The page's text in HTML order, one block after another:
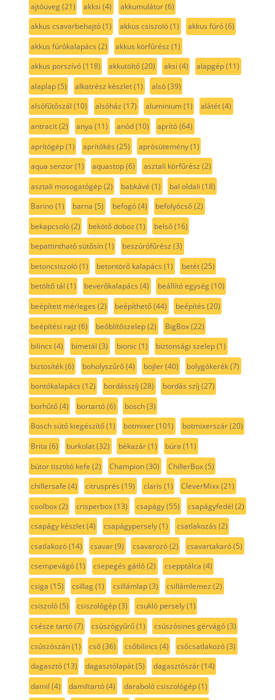
ajtóüveg(21) akksi (4) akkumulátor(6)
akkus csavarbehajtó(1) akkus csiszoló(1) akkus fúró(6)
akkus fúrókalapács (2) akkus körfűrész (1)
akkus porszívó(118) akkutöltő(20) aksi (4) alapgép(11)
alaplap(5) alkatrész készlet(1) alsó(39)
alsófűtőszál (10) alsóház (17) aluminium(1) alátét(4)
antracit(2) anya (11) anód(10) aprító(64)
aprítógép(1) aprítókés (25) aprósütemény(1)
aqua senzor(1) aquastop(6) asztali körfűrész (2)
asztali mosogatógép(2) babkávé (1) bal oldali (18)
Barino(1) barna (5) befogó(4) befolyócső(2)
bekapcsoló(2) bekötő doboz (1) belső(16)
bepattintható sütősín(1) beszúrófűrész (3)
betoncsiszoló(1) betontörő kalapács (1) betét(25)
betöltő tál (1) beverőkalapács (4) beállító egység(10)
beépített mérleges (2) beépíthető(44) beépítés (20)
beépítési rajz (6) beőblítőszelep(2) BigBox(22)
bilincs (4) bimetál (3) bionic(1) biztonsági szelep(1)
biztosíték(6) boholyszűrő(4) bojler(40) bolygókerék(7)
bontókalapács (12) bordásszíj (28) bordás szíj (27)
borhűtő(4) bortartó(6) bosch(3)
Bosch sütő kiegészítő(1) botmixer(101) botmixerszár(20)
Brita (6) burkolat(32) békazár(1) búra (11)
bútor tisztító kefe (2) Champion(30) ChillerBox(5)
chillersafe (4) citrusprés (19) claris (1) CleverMixx(21)
coolbox(2) crisperbox(13) csapágy(55) csapágyfedél (2)
csapágy készlet(4) csapágypersely(1) csatlakozás (2)
csatlakozó(14) csavar(9) csavarozó(2) csavartakaró(5)
csempevágó(1) csepegés gátló(2) csepptálca (4)
csiga (15) csillag(1) csillámlap(3) csillámlemez (2)
csiszoló(5) csiszológép(3) csukló persely(1)
csésze tartó(7) csúszógyűrű(1) csúszósines gérvágó(3)
csúszószán(1) cső(36) csőbilincs (4) csőcsatlakozó(3)
dagasztó(13) dagasztólapát(5) dagasztószár(14)
damil (4) damiltartó(4) daraboló csiszológép(1)